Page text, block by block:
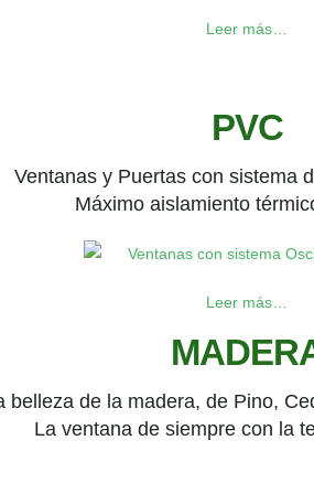
Leer más…
PVC
Ventanas y Puertas con sistema
Máximo aislamiento
Leer más…
belleza de la madera, de Pino,
La ventana de siempre con la